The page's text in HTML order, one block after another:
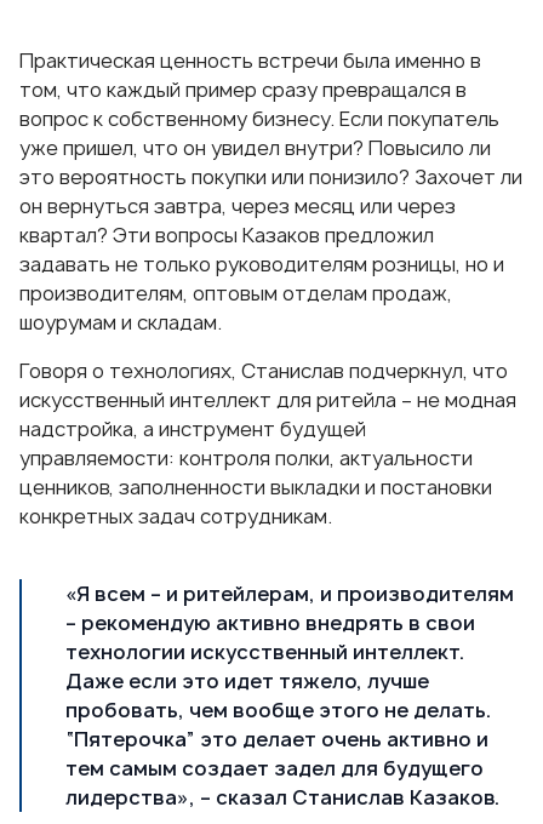
Практическая ценность встречи была именно в
том, что каждый пример сразу превращался в
вопрос к собственному бизнесу. Если покупатель
уже пришел, что он увидел внутри? Повысило ли
это вероятность покупки или понизило? Захочет ли
он вернуться завтра, через месяц или через
квартал? Эти вопросы Казаков предложил
задавать не только руководителям розницы, но и
производителям, оптовым отделам продаж,
шоурумам и складам.
Говоря о технологиях, Станислав подчеркнул, что
искусственный интеллект для ритейла – не модная
надстройка, а инструмент будущей
управляемости: контроля полки, актуальности
ценников, заполненности выкладки и постановки
конкретных задач сотрудникам.
«Я всем – и ритейлерам, и производителям
– рекомендую активно внедрять в свои
технологии искусственный интеллект.
Даже если это идет тяжело, лучше
пробовать, чем вообще этого не делать.
“Пятерочка” это делает очень активно и
тем самым создает задел для будущего
лидерства», – сказал Станислав Казаков.